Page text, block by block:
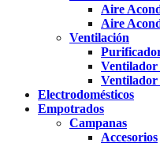
Aire
Aire
Ventilación
Ventilador
Electrodomésticos
Empotrados
Campanas
Accesorios